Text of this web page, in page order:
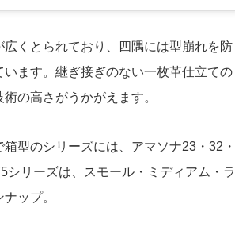
くとられており、四隅には型崩れを防
ます。継ぎ接ぎのない一枚革仕立ての
の高さがうかがえます。
型のシリーズには、アマソナ23・32・
シリーズは、スモール・ミディアム・ラ
ップ。